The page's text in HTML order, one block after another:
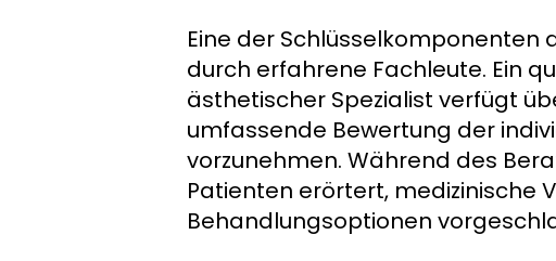
Eine der Schlüsselkomponenten
durch erfahrene Fachleute. Ein
ästhetischer Spezialist verfügt
umfassende Bewertung der
vorzunehmen. Während des
Patienten erörtert, medizinische
Behandlungsoptionen